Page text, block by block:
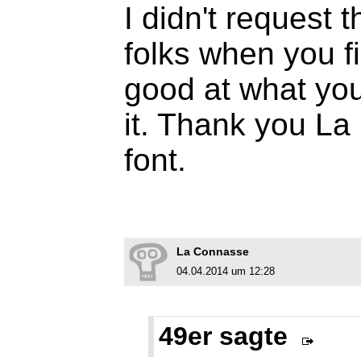
I didn't request
folks when you
good at what
it. Thank you
font.
La Connasse
04.04.2014 um 12:28
49er sagte